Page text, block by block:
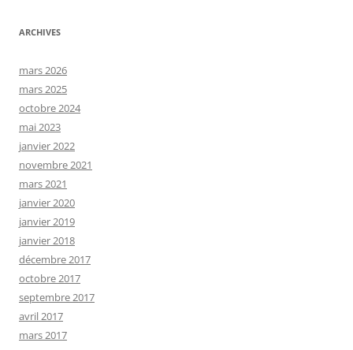
ARCHIVES
mars 2026
mars 2025
octobre 2024
mai 2023
janvier 2022
novembre 2021
mars 2021
janvier 2020
janvier 2019
janvier 2018
décembre 2017
octobre 2017
septembre 2017
avril 2017
mars 2017